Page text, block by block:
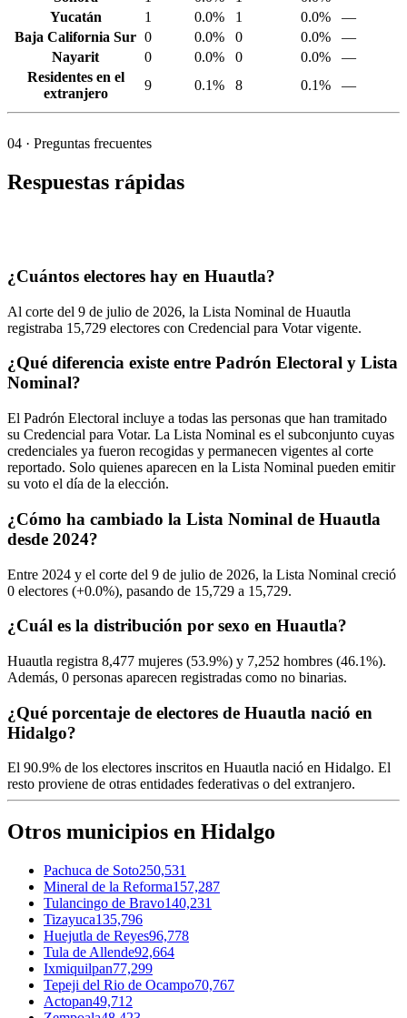
Yucatán
1 0.0% 1 0.0%
—
Baja California Sur 0 0.0% 0 0.0%
—
Nayarit
0 0.0% 0 0.0%
—
Residentes en el
extranjero
9 0.1% 8 0.1% —
04 · Preguntas frecuentes
Respuestas rápidas
¿Cuántos electores hay en Huautla?
Al corte del 9 de julio de 2026, la Lista Nominal de Huautla
registraba 15,729 electores con Credencial para Votar vigente.
¿Qué diferencia existe entre Padrón Electoral y Lista
Nominal?
El Padrón Electoral incluye a todas las personas que han tramitado
su Credencial para Votar. La Lista Nominal es el subconjunto cuyas
credenciales ya fueron recogidas y permanecen vigentes al corte
reportado. Solo quienes aparecen en la Lista Nominal pueden emitir
su voto el día de la elección.
¿Cómo ha cambiado la Lista Nominal de Huautla
desde 2024?
Entre 2024 y el corte del 9 de julio de 2026, la Lista Nominal creció
0 electores (+0.0%), pasando de 15,729 a 15,729.
¿Cuál es la distribución por sexo en Huautla?
Huautla registra 8,477 mujeres (53.9%) y 7,252 hombres (46.1%).
Además, 0 personas aparecen registradas como no binarias.
¿Qué porcentaje de electores de Huautla nació en
Hidalgo?
El 90.9% de los electores inscritos en Huautla nació en Hidalgo. El
resto proviene de otras entidades federativas o del extranjero.
Otros municipios en Hidalgo
Pachuca de Soto250,531
Mineral de la Reforma157,287
Tulancingo de Bravo140,231
Tizayuca135,796
Huejutla de Reyes96,778
Tula de Allende92,664
Ixmiquilpan77,299
Tepeji del Rio de Ocampo70,767
Actopan49,712